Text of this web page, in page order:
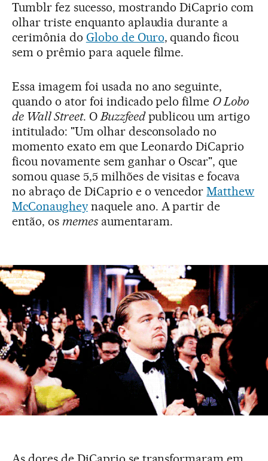
Tumblr fez sucesso, mostrando DiCaprio com
olhar triste enquanto aplaudia durante a
cerimônia do Globo de Ouro, quando ficou
sem o prêmio para aquele filme.
Essa imagem foi usada no ano seguinte,
quando o ator foi indicado pelo filme O Lobo
de Wall Street. OBuzzfeedpublicou um artigo
intitulado: "Um olhar desconsolado no
momento exato em que Leonardo DiCaprio
ficou novamente sem ganhar o Oscar", que
somou quase 5,5 milhões de visitas e focava
no abraço de DiCaprio e o vencedorMatthew
McConaugheynaquele ano. A partir de
então, os memesaumentaram.